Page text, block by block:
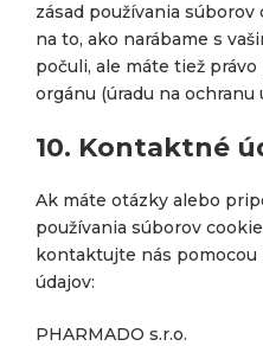
zásad používania
na to, ako narábame s
počuli, ale máte tiež
orgánu (úradu na ochranu
10. Kontaktné
Ak máte otázky alebo
používania súborov
kontaktujte nás
údajov:
PHARMADO s.r.o.